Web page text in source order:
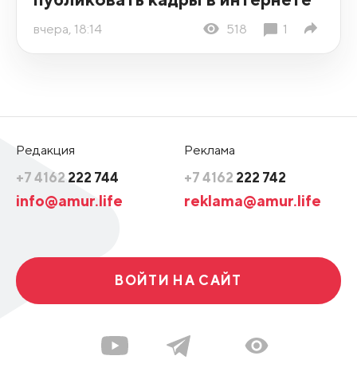
вчера, 18:14 518 1
Редакция
+7 4162 222 744
info@amur.life
Реклама
+7 4162 222 742
reklama@amur.life
ВОЙТИ НА САЙТ